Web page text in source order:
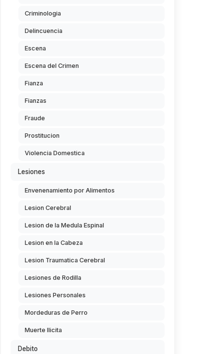
Criminologia
Delincuencia
Escena
Escena del Crimen
Fianza
Fianzas
Fraude
Prostitucion
Violencia Domestica
Lesiones
Envenenamiento por Alimentos
Lesion Cerebral
Lesion de la Medula Espinal
Lesion en la Cabeza
Lesion Traumatica Cerebral
Lesiones de Rodilla
Lesiones Personales
Mordeduras de Perro
Muerte Ilicita
Debito